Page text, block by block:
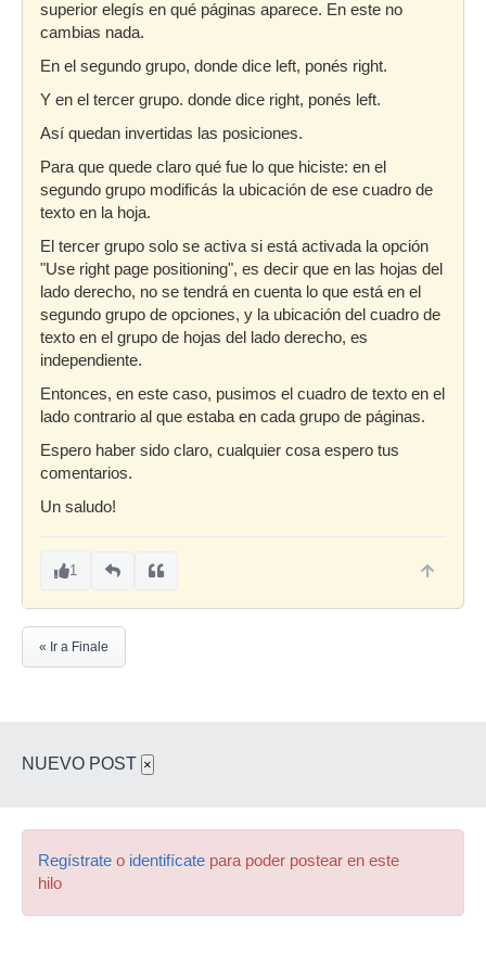
superior elegís en qué páginas aparece. En este no
cambias nada.
En el segundo grupo, donde dice left, ponés right.
Y en el tercer grupo. donde dice right, ponés left.
Así quedan invertidas las posiciones.
Para que quede claro qué fue lo que hiciste: en el
segundo grupo modificás la ubicación de ese cuadro de
texto en la hoja.
El tercer grupo solo se activa si está activada la opción
"Use right page positioning", es decir que en las hojas del
lado derecho, no se tendrá en cuenta lo que está en el
segundo grupo de opciones, y la ubicación del cuadro de
texto en el grupo de hojas del lado derecho, es
independiente.
Entonces, en este caso, pusimos el cuadro de texto en el
lado contrario al que estaba en cada grupo de páginas.
Espero haber sido claro, cualquier cosa espero tus
comentarios.
Un saludo!
1
« Ir a Finale
NUEVO POST ×
Regístrate o identifícate para poder postear en este
hilo